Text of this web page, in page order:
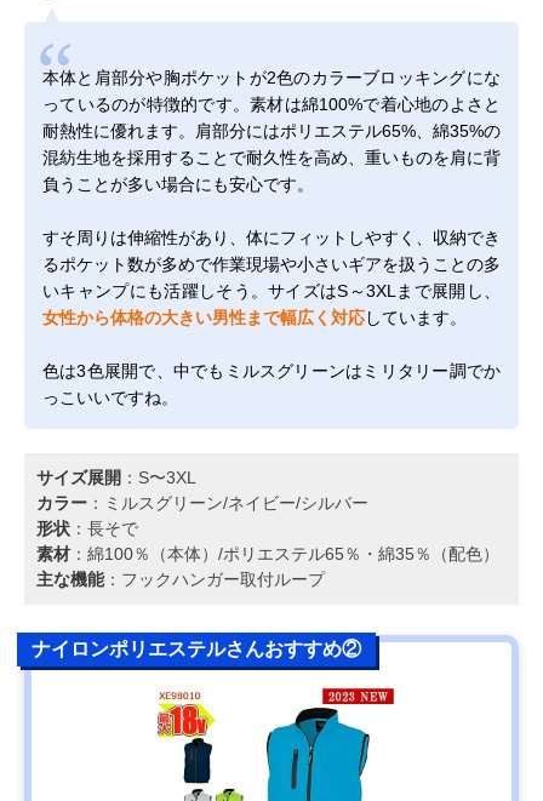
本体と肩部分や胸ポケットが2色のカラーブロッキングにな
っているのが特徴的です。素材は綿100%で着心地のよさと
耐熱性に優れます。肩部分にはポリエステル65%、綿35%の
混紡生地を採用することで耐久性を高め、重いものを肩に背
負うことが多い場合にも安心です。
すそ周りは伸縮性があり、体にフィットしやすく、収納でき
るポケット数が多めで作業現場や小さいギアを扱うことの多
いキャンプにも活躍しそう。サイズはS～3XLまで展開し、
女性から体格の大きい男性まで幅広く対応しています。
色は3色展開で、中でもミルスグリーンはミリタリー調でか
っこいいですね。
サイズ展開 ：S〜3XL
カラー ：ミルスグリーン/ネイビー/シルバー
形状 ：長そで
素材 ：綿100％（本体）/ポリエステル65％・綿35％（配色）
主な機能：フックハンガー取付ループ
ナイロンポリエステルさんおすすめ②